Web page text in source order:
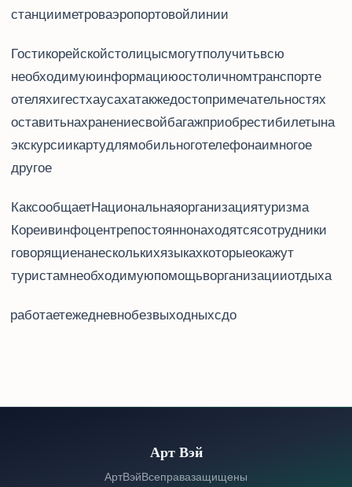
станции метров Honigik Univ. Station аэропортовой линии.
Гости корейской столицы смогут получить всю
необходимую информацию о столичном транспорте,
отелях и гестхаусах, а также достопримечательностях,
оставить на хранение свой багаж, приобрести билеты на
экскурсии, SIM-карту для мобильного телефона и многое
другое.
Как сообщает Национальная организация туризма
Кореи, в инфоцентре постоянно находятся сотрудники,
говорящие на нескольких языках, которые окажут
туристам необходимую помощь в организации отдыха.
Travel Center работает ежедневно без выходных с 8:00 до 21:00.
Арт Вэй
© 2026 Арт Вэй. Все права защищены.